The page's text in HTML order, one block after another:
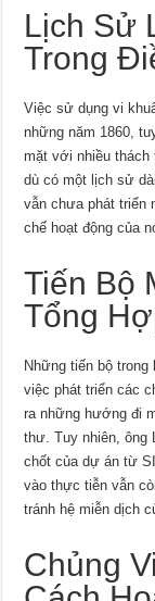
Lịch Sử
Trong
Việc sử dụng vi
những năm 1860,
mặt với nhiều thách
dù có một lịch sử
vẫn chưa phát triển
chế hoạt động của
Tiến Bộ
Tổng
Những tiến bộ
việc phát triển các
ra những hướng đi
thư. Tuy nhiên, ông
chốt của dự án từ
vào thực tiễn vẫn
tránh hệ miễn dịch
Chủng